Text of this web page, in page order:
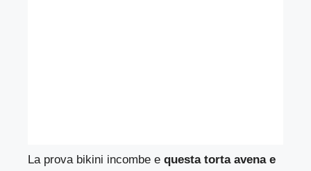
La prova bikini incombe e questa torta avena e